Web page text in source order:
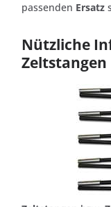
passenden Ersatz
Nützliche
Zeltstangen